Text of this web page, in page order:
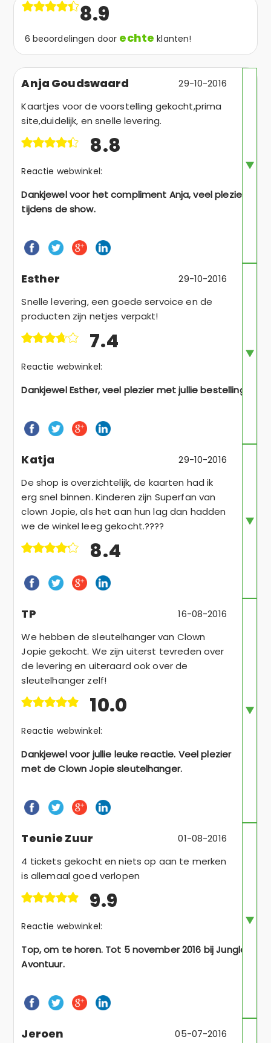
8.9
6 beoordelingen door echte klanten!
Anja Goudswaard
29-10-2016
Kaartjes voor de voorstelling gekocht,prima
site,duidelijk, en snelle levering.
8.8
Reactie webwinkel:
Dankjewel voor het compliment Anja, veel plezier
tijdens de show.
Esther
29-10-2016
Snelle levering, een goede servoice en de
producten zijn netjes verpakt!
7.4
Reactie webwinkel:
Dankjewel Esther, veel plezier met jullie bestelling.
Katja
29-10-2016
De shop is overzichtelijk, de kaarten had ik
erg snel binnen. Kinderen zijn Superfan van
clown Jopie, als het aan hun lag dan hadden
we de winkel leeg gekocht.????
8.4
TP
16-08-2016
We hebben de sleutelhanger van Clown
Jopie gekocht. We zijn uiterst tevreden over
de levering en uiteraard ook over de
sleutelhanger zelf!
10.0
Reactie webwinkel:
Dankjewel voor jullie leuke reactie. Veel plezier
met de Clown Jopie sleutelhanger.
Teunie Zuur
01-08-2016
4 tickets gekocht en niets op aan te merken
is allemaal goed verlopen
9.9
Reactie webwinkel:
Top, om te horen. Tot 5 november 2016 bij Jungle
Avontuur.
Jeroen 05-07-2016